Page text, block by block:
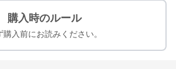
購入時のルール
購入前にお読みください。